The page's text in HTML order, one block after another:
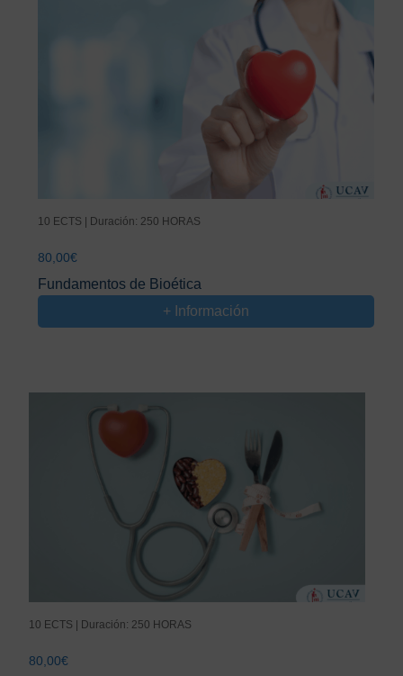
10 ECTS | Duración: 250 HORAS
80,00€
Fundamentos de Bioética
+ Información
10 ECTS | Duración: 250 HORAS
80,00€